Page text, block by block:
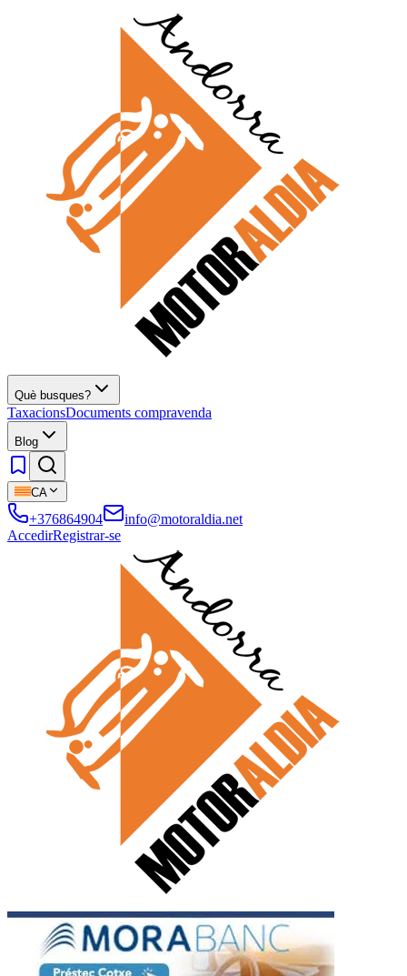
Què busques?
TaxacionsDocuments compravenda
Blog
CA
+376864904
info@motoraldia.net
AccedirRegistrar-se